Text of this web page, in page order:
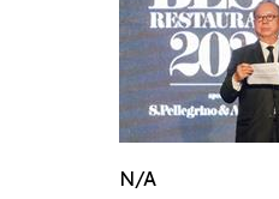
N/A